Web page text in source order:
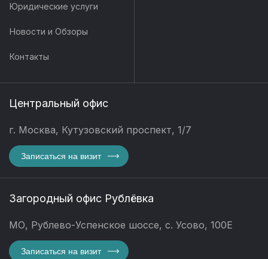
Юридические услуги
Новости и Обзоры
Контакты
Центральный офис
г. Москва, Кутузовский проспект, 1/7
Записаться на визит
Загородный офис Рублёвка
МО, Рублево-Успенское шоссе, с. Усово, 100Е
Записаться на визит